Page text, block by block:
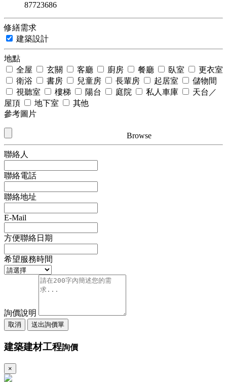
87723686
修繕需求
建築設計
地點
全屋
玄關 客廳 廚房 餐廳 臥室
更衣室
衛浴
書房 兒童房 長輩房 起居室
儲物間
視聽室
樓梯 陽台 庭院 私人車庫
天台／
屋頂
地下室
其他
參考圖片
Browse
聯絡人
聯絡電話
聯絡地址
E-Mail
方便聯絡日期
希望服務時間
詢價說明
取消 送出詢價單
建築建材工程詢價
×